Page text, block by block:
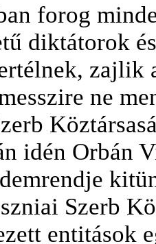
forog
diktátorok
zajlik
ne
idén Orbán
Szerb
entitások